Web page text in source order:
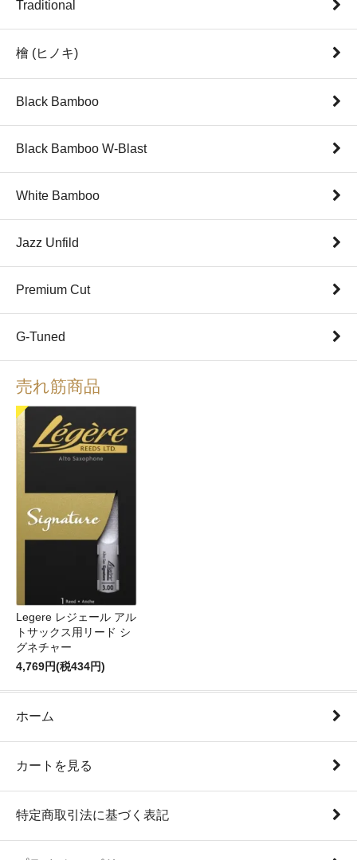
Traditional
檜 (ヒノキ)
Black Bamboo
Black Bamboo W-Blast
White Bamboo
Jazz Unfild
Premium Cut
G-Tuned
売れ筋商品
Legere レジェール アル
トサックス用リード シ
グネチャー
4,769円(税434円)
ホーム
カートを見る
特定商取引法に基づく表記